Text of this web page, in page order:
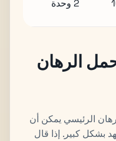
2 وحدة
الرهان
الرئيسي يمكن أن
بشكل كبير. إذا قال